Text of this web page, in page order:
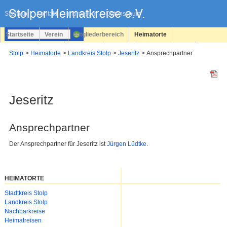
Sitemap Kontakt Impressum Datenschutz
überspringen
Startseite Verein Mitgliederbereich Heimatorte
Stolp Heimatorte Landkreis Stolp Jeseritz Ansprechpartner
Jeseritz
Ansprechpartner
Der Ansprechpartner für Jeseritz istJürgen Lüdtke.
HEIMATORTE
Navigation
überspringen
Stadtkreis Stolp
Landkreis Stolp
Nachbarkreise
Heimatreisen